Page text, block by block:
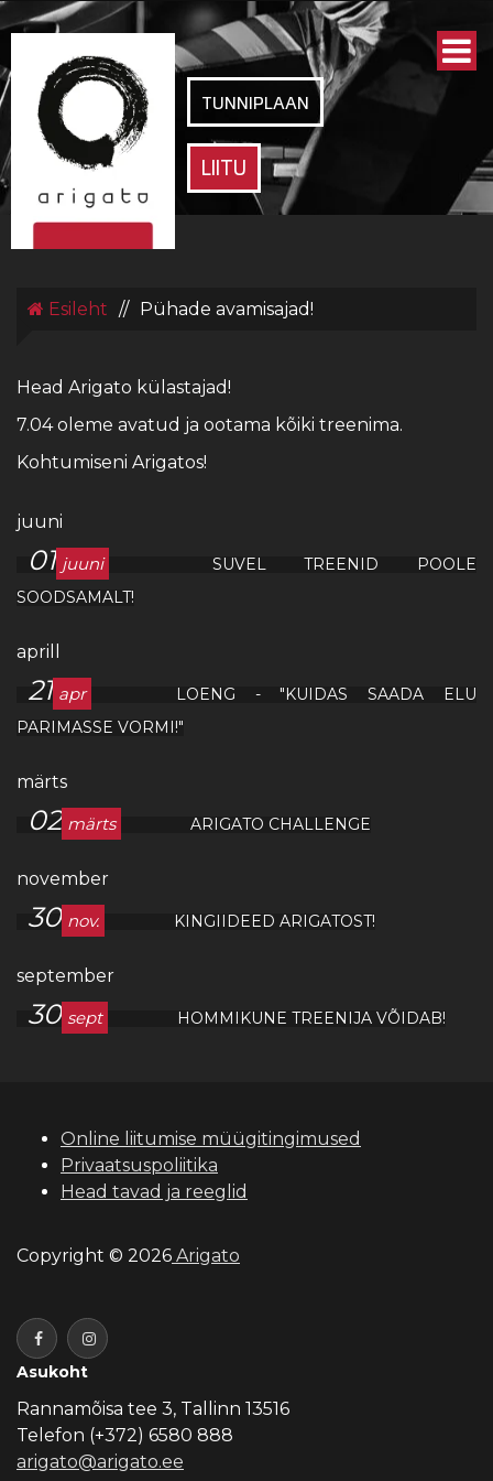
TUNNIPLAAN
LIITU
ARIGATO
SPORDIKLUBI
Esileht // Pühade avamisajad!
Head Arigato külastajad!
7.04 oleme avatud ja ootama kõiki treenima.
Kohtumiseni Arigatos!
juuni
01 juuni
SUVEL TREENID POOLE
SOODSAMALT!
aprill
21 apr
LOENG - "KUIDAS SAADA ELU
PARIMASSE VORMI!"
märts
02 märts ARIGATO CHALLENGE
november
30 nov. KINGIIDEED ARIGATOST!
september
30 sept HOMMIKUNE TREENIJA VÕIDAB!
Online liitumise müügitingimused
Privaatsuspoliitika
Head tavad ja reeglid
Copyright © 2026 Arigato
Asukoht
Rannamõisa tee 3, Tallinn 13516
Telefon (+372) 6580 888
arigato@arigato.ee